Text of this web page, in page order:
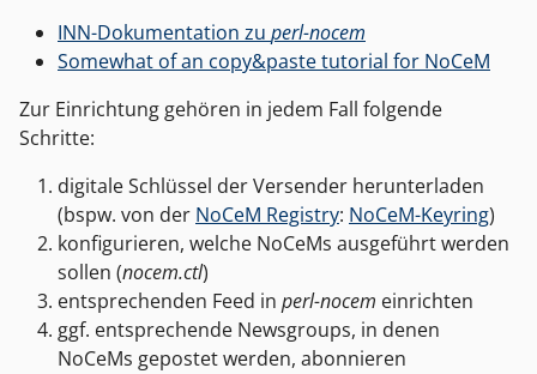
INN-Dokumentation zu perl-nocem
Somewhat of an copy&paste tutorial for NoCeM
Zur Einrichtung gehören in jedem Fall folgende
Schritte:
digitale Schlüssel der Versender herunterladen
(bspw. von der NoCeM Registry: NoCeM-Keyring)
konfigurieren, welche NoCeMs ausgeführt werden
sollen (nocem.ctl)
entsprechenden Feed in perl-nocem einrichten
ggf. entsprechende Newsgroups, in denen
NoCeMs gepostet werden, abonnieren